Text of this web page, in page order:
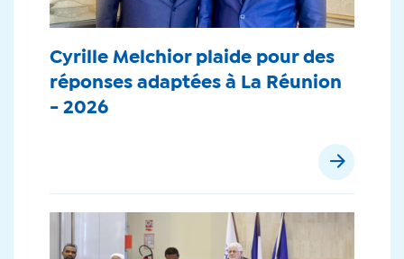
Cyrille Melchior plaide pour des
réponses adaptées à La Réunion
- 2026